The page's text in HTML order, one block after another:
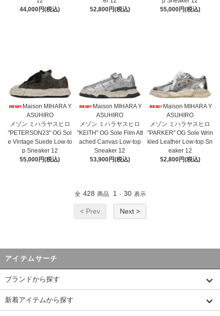
44,000円(税込)
52,800円(税込)
55,000円(税込)
Maison MIHARA Y
ASUHIRO
メゾン ミハラヤスヒロ
"PETERSON23" OG Sol
e Vintage Suede Low-to
p Sneaker 12
55,000円(税込)
Maison MIHARA Y
ASUHIRO
メゾン ミハラヤスヒロ
"KEITH" OG Sole Film Att
ached Canvas Low-top
Sneaker 12
53,900円(税込)
Maison MIHARA Y
ASUHIRO
メゾン ミハラヤスヒロ
"PARKER" OG Sole Wrin
kled Leather Low-top Sn
eaker 12
52,800円(税込)
全 428 商品 1 - 30 表示
< Prev Next >
アイテムサーチ
ブランドから探す
新着アイテムから探す